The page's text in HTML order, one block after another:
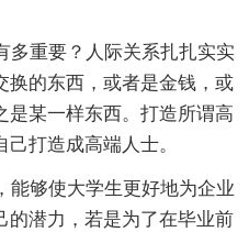
多重要？人际关系扎扎实实
换的东西，或者是金钱，或
是某一样东西。打造所谓高
打造成高端人士。
能够使大学生更好地为企业
的潜力，若是为了在毕业前